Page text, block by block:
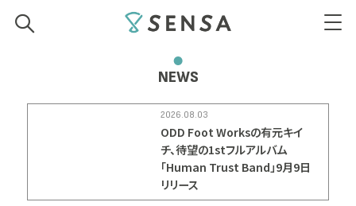
NEWS
2026.08.03
ODD Foot Worksの有元キイ
チ、待望の1stフルアルバム
「Human Trust Band」9月9日
リリース